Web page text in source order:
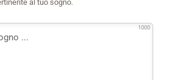
al tuo sogno.
1000